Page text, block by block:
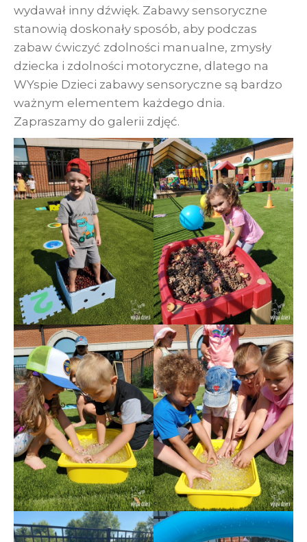
wydawał inny dźwięk. Zabawy sensoryczne
stanowią doskonały sposób, aby podczas
zabaw ćwiczyć zdolności manualne, zmysły
dziecka i zdolności motoryczne, dlatego na
WYspie Dzieci zabawy sensoryczne są bardzo
ważnym elementem każdego dnia.
Zapraszamy do galerii zdjęć.